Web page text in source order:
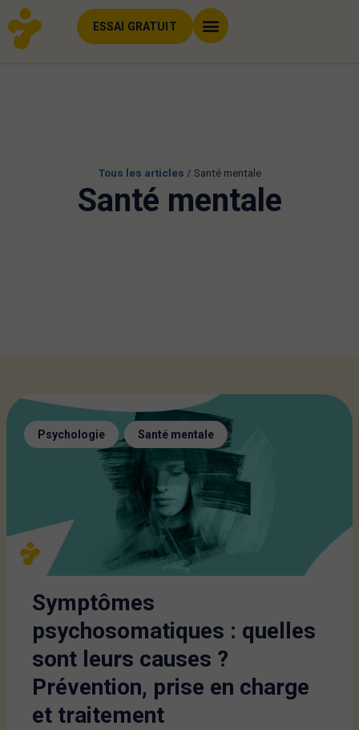
ESSAI GRATUIT
Tous les articles / Santé mentale
Santé mentale
Psychologie , Santé mentale
Symptômes
psychosomatiques : quelles
sont leurs causes ?
Prévention, prise en charge
et traitement